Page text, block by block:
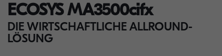
ECOSYS MA3500cifx
DIE WIRTSCHAFTLICHE ALLROUND-
LÖSUNG